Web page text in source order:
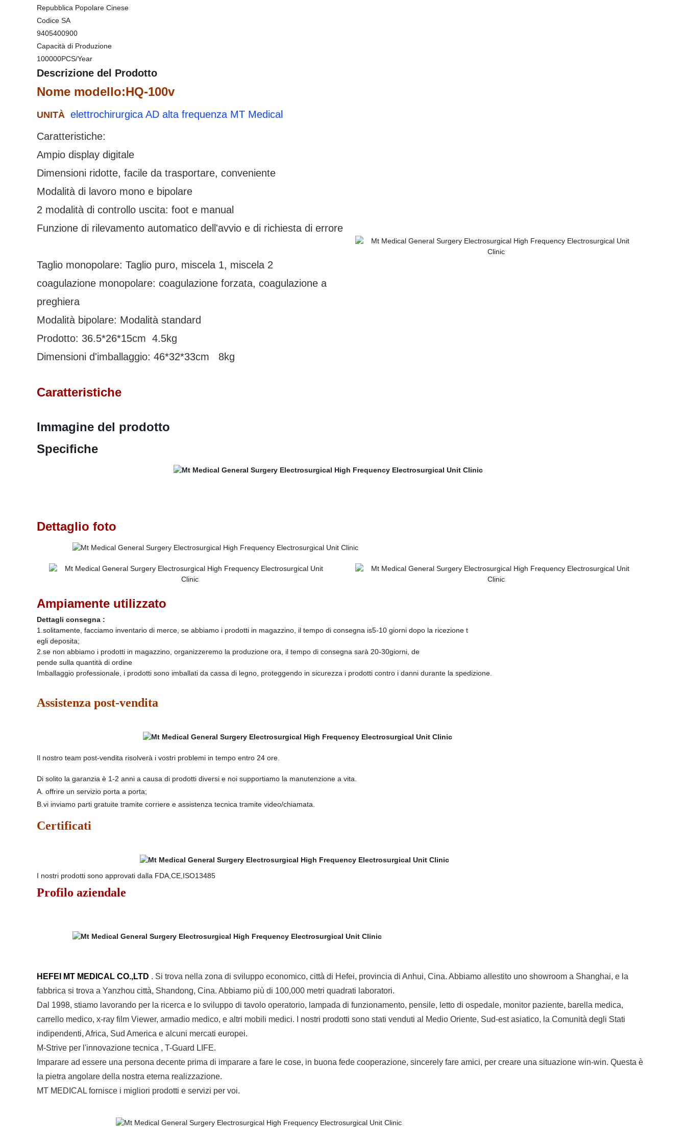
Repubblica Popolare Cinese
Codice SA
9405400900
Capacità di Produzione
100000PCS/Year
Descrizione del Prodotto
Nome modello:HQ-100v
UNITÀ elettrochirurgica AD alta frequenza MT Medical
Caratteristiche:
Ampio display digitale
Dimensioni ridotte, facile da trasportare, conveniente
Modalità di lavoro mono e bipolare
2 modalità di controllo uscita: foot e manual
Funzione di rilevamento automatico dell'avvio e di richiesta di errore
Taglio monopolare: Taglio puro, miscela 1, miscela 2
coagulazione monopolare: coagulazione forzata, coagulazione a
preghiera
Modalità bipolare: Modalità standard
Prodotto: 36.5*26*15cm 4.5kg
Dimensioni d'imballaggio: 46*32*33cm 8kg
Caratteristiche
Immagine del prodotto
Specifiche
Dettaglio foto
Ampiamente utilizzato
Dettagli consegna :
1.solitamente, facciamo inventario di merce, se abbiamo i prodotti in magazzino, il tempo di consegna is5-10 giorni dopo la ricezione t
egli deposita;
2.se non abbiamo i prodotti in magazzino, organizzeremo la produzione ora, il tempo di consegna sarà 20-30giorni, de
pende sulla quantità di ordine
Imballaggio professionale, i prodotti sono imballati da cassa di legno, proteggendo in sicurezza i prodotti contro i danni durante la spedizione.
Assistenza post-vendita
Il nostro team post-vendita risolverà i vostri problemi in tempo entro 24 ore.
Di solito la garanzia è 1-2 anni a causa di prodotti diversi e noi supportiamo la manutenzione a vita.
A. offrire un servizio porta a porta;
B.vi inviamo parti gratuite tramite corriere e assistenza tecnica tramite video/chiamata.
Certificati
I nostri prodotti sono approvati dalla FDA,CE,ISO13485
Profilo aziendale
HEFEI MT MEDICAL CO.,LTD . Si trova nella zona di sviluppo economico, città di Hefei, provincia di Anhui, Cina. Abbiamo allestito uno showroom a Shanghai, e la
fabbrica si trova a Yanzhou città, Shandong, Cina. Abbiamo più di 100,000 metri quadrati laboratori.
Dal 1998, stiamo lavorando per la ricerca e lo sviluppo di tavolo operatorio, lampada di funzionamento, pensile, letto di ospedale, monitor paziente, barella medica,
carrello medico, x-ray film Viewer, armadio medico, e altri mobili medici. I nostri prodotti sono stati venduti al Medio Oriente, Sud-est asiatico, la Comunità degli Stati
indipendenti, Africa, Sud America e alcuni mercati europei.
M-Strive per l'innovazione tecnica , T-Guard LIFE.
Imparare ad essere una persona decente prima di imparare a fare le cose, in buona fede cooperazione, sincerely fare amici, per creare una situazione win-win. Questa è
la pietra angolare della nostra eterna realizzazione.
MT MEDICAL fornisce i migliori prodotti e servizi per voi.